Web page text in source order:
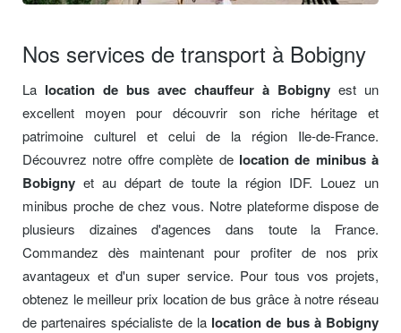
Nos services de transport à Bobigny
La location de bus avec chauffeur à Bobigny est un
excellent moyen pour découvrir son riche héritage et
patrimoine culturel et celui de la région Ile-de-France.
Découvrez notre offre complète de location de minibus à
Bobigny et au départ de toute la région IDF. Louez un
minibus proche de chez vous. Notre plateforme dispose de
plusieurs dizaines d'agences dans toute la France.
Commandez dès maintenant pour profiter de nos prix
avantageux et d'un super service. Pour tous vos projets,
obtenez le meilleur prix location de bus grâce à notre réseau
de partenaires spécialiste de la location de bus à Bobigny